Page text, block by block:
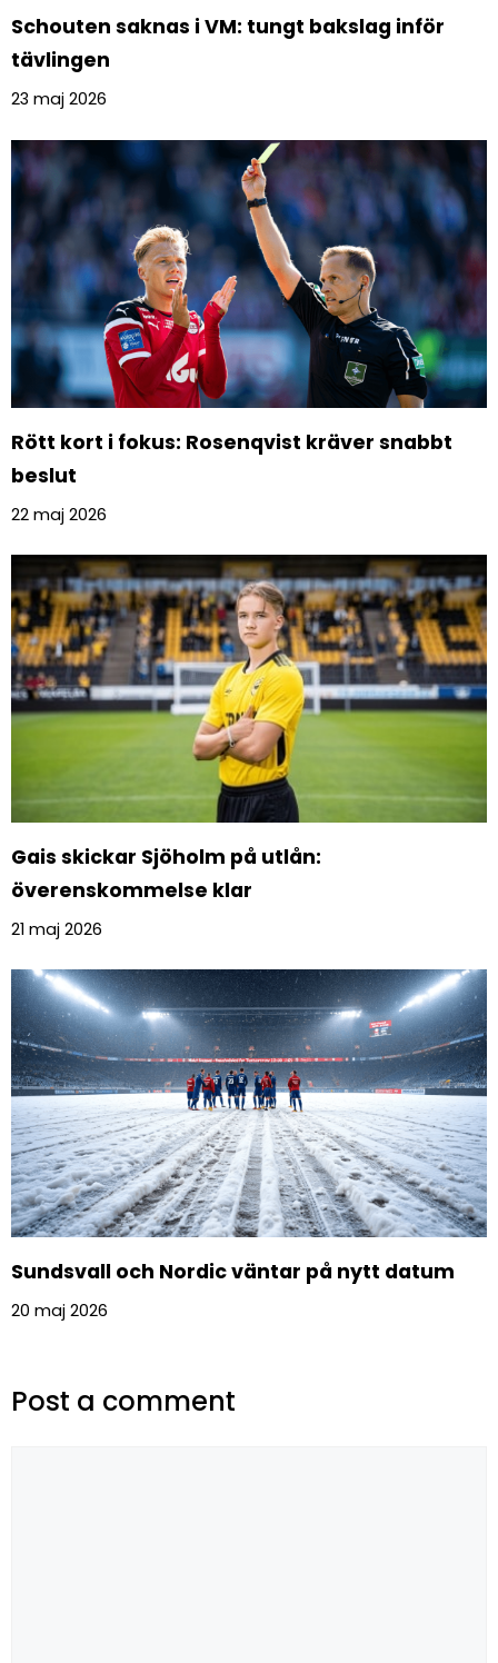
Schouten saknas i VM: tungt bakslag inför
tävlingen
23 maj 2026
Rött kort i fokus: Rosenqvist kräver snabbt
beslut
22 maj 2026
Gais skickar Sjöholm på utlån:
överenskommelse klar
21 maj 2026
Sundsvall och Nordic väntar på nytt datum
20 maj 2026
Post a comment